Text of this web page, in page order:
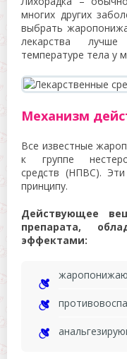
многих других
выбрать
лекарства
температуре тела у
Механизм
Все известные
к группе
средств (НПВС).
принципу.
Действующее
препарата,
эффектами: